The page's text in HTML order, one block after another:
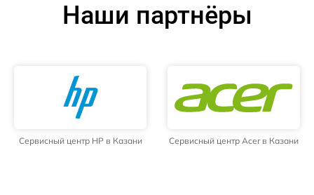
Наши партнёры
Сервисный центр HP в Казани Сервисный центр Acer в Казани